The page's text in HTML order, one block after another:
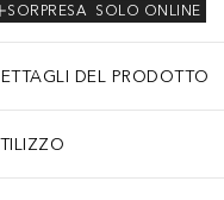
SOLO ONLINE
SORPRESA
DEL PRODOTTO